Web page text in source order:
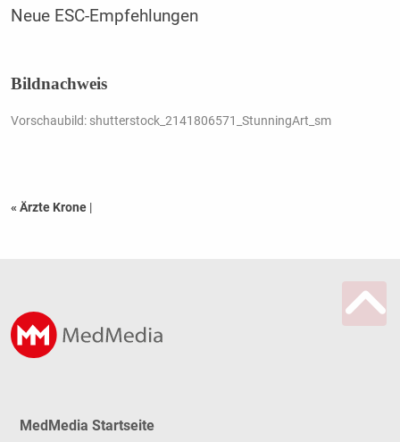
Neue ESC-Empfehlungen
Bildnachweis
Vorschaubild: shutterstock_2141806571_StunningArt_sm
« Ärzte Krone |
MedMedia Startseite